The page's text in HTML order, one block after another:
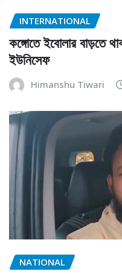
INTERNATIONAL
কঙ্গোতে ইবোলার বাড়তে
ইউনিসেফ
Himanshu Tiwari
NATIONAL